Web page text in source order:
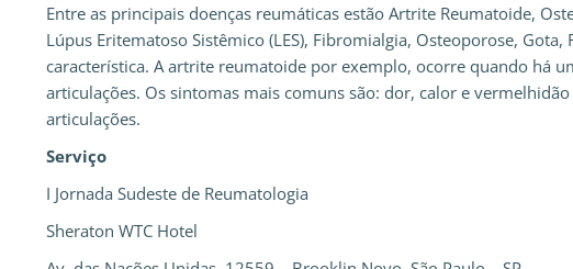
Entre as principais doenças reumáticas estão Artrite Reumatoide,
Lúpus Eritematoso Sistêmico (LES), Fibromialgia, Osteoporose, Gota,
característica. A artrite reumatoide por exemplo, ocorre quando há
articulações. Os sintomas mais comuns são: dor, calor e
articulações.
Serviço
I Jornada Sudeste de Reumatologia
Sheraton WTC Hotel